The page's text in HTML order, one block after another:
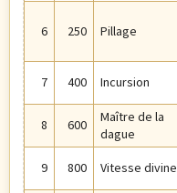
6 250 Pillage
7 400 Incursion
8 600
Maître de la
dague
9 800 Vitesse divine